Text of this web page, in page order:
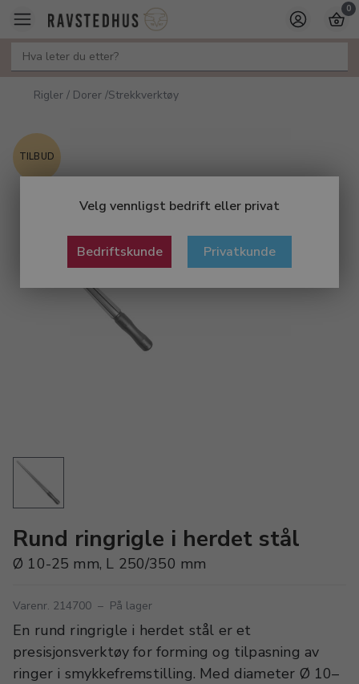
Velg vennligst bedrift eller privat
Bedriftskunde Privatkunde
0
Rigler / Dorer /Strekkverktøy
TILBUD
Rund ringrigle i herdet stål
Ø 10-25 mm, L 250/350 mm
Varenr. 214700 – På lager
En rund ringrigle i herdet stål er et
presisjonsverktøy for forming og tilpasning av
ringer i smykkefremstilling. Med diameter Ø 10–